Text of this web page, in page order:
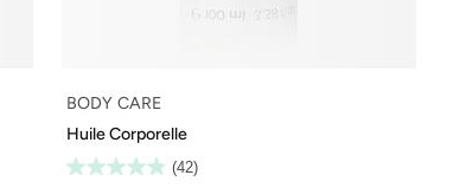
BODY CARE
Huile Corporelle
(42)